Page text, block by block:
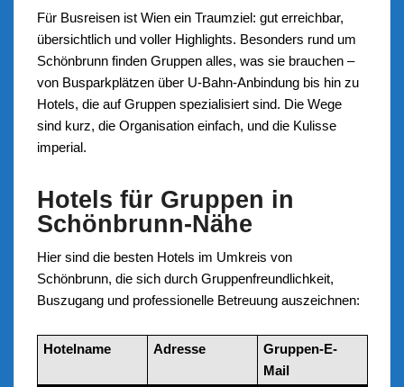
Für Busreisen ist Wien ein Traumziel: gut erreichbar,
übersichtlich und voller Highlights. Besonders rund um
Schönbrunn finden Gruppen alles, was sie brauchen –
von Busparkplätzen über U-Bahn-Anbindung bis hin zu
Hotels, die auf Gruppen spezialisiert sind. Die Wege
sind kurz, die Organisation einfach, und die Kulisse
imperial.
Hotels für Gruppen in
Schönbrunn-Nähe
Hier sind die besten Hotels im Umkreis von
Schönbrunn, die sich durch Gruppenfreundlichkeit,
Buszugang und professionelle Betreuung auszeichnen:
Hotelname Adresse
Gruppen-E-
Mail